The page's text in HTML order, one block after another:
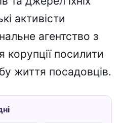
активісти
агентство з
корупції посилити
життя посадовців.